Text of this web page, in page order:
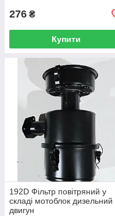
276 ₴
Купити
192D Фільтр повітряний у
складі мотоблок дизельний
двигун